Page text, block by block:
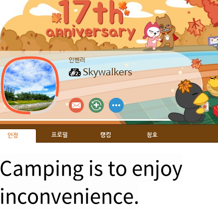
인벤러
Skywalkers
인장 프로필 랭킹 칭호
Camping is to enjoy
inconvenience.